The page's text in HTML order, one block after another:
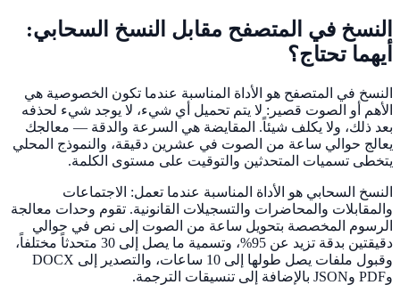
النسخ في المتصفح مقابل النسخ السحابي:
أيهما تحتاج؟
النسخ في المتصفح هو الأداة المناسبة عندما تكون الخصوصية هي
الأهم أو الصوت قصير: لا يتم تحميل أي شيء، لا يوجد شيء لحذفه
بعد ذلك، ولا يكلف شيئاً. المقايضة هي السرعة والدقة — معالجك
يعالج حوالي ساعة من الصوت في عشرين دقيقة، والنموذج المحلي
يتخطى تسميات المتحدثين والتوقيت على مستوى الكلمة.
النسخ السحابي هو الأداة المناسبة عندما تعمل: الاجتماعات
والمقابلات والمحاضرات والتسجيلات القانونية. تقوم وحدات معالجة
الرسوم المخصصة بتحويل ساعة من الصوت إلى نص في حوالي
دقيقتين بدقة تزيد عن 95%، وتسمية ما يصل إلى 30 متحدثاً مختلفاً،
وقبول ملفات يصل طولها إلى 10 ساعات، والتصدير إلى DOCX
وPDF وJSON بالإضافة إلى تنسيقات الترجمة.